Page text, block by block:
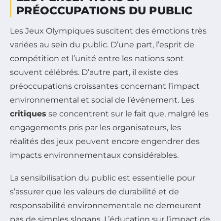
PRÉOCCUPATIONS DU PUBLIC
Les Jeux Olympiques suscitent des émotions très
variées au sein du public. D’une part, l’esprit de
compétition et l’unité entre les nations sont
souvent célébrés. D’autre part, il existe des
préoccupations croissantes concernant l’impact
environnemental et social de l’événement. Les
critiques se concentrent sur le fait que, malgré les
engagements pris par les organisateurs, les
réalités des jeux peuvent encore engendrer des
impacts environnementaux considérables.
La sensibilisation du public est essentielle pour
s’assurer que les valeurs de durabilité et de
responsabilité environnementale ne demeurent